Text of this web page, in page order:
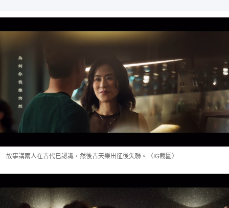
故事講兩人在古代已認識，然後古天樂出征後失聯。（IG截圖）